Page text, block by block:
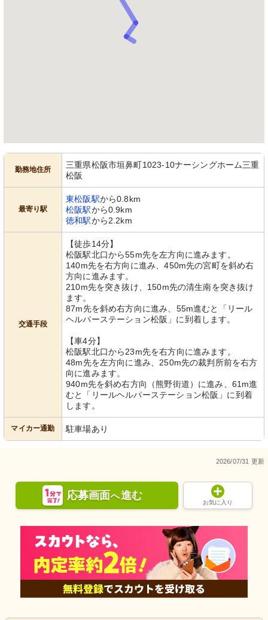
勤務地住所
三重県松阪市垣鼻町1023-10ナーシングホーム三重
松阪
最寄り駅
東松阪駅から0.8km
松阪駅から0.9km
徳和駅から2.2km
交通手段
【徒歩14分】
松阪駅北口から55m先を左方向に進みます。
140m先を右方向に進み、450m先の宮町を斜め右
方向に進みます。
210m先を突き抜け、150m先の清生南を突き抜け
ます。
87m先を斜め右方向に進み、55m進むと「リール
ヘルパーステーション松阪」に到着します。
【車4分】
松阪駅北口から23m先を右方向に進みます。
48m先を左方向に進み、250m先の裁判所前を右方
向に進みます。
940m先を斜め右方向（熊野街道）に進み、61m進
むと「リールヘルパーステーション松阪」に到着
します。
マイカー通勤 駐車場あり
2026/07/31 更新
応募画面へ進む
お気に入り